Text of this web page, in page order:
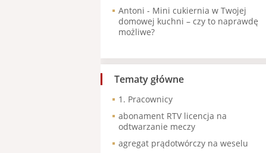
Antoni - Mini cukiernia w Twojej
domowej kuchni – czy to naprawdę
możliwe?
Tematy główne
1. Pracownicy
abonament RTV licencja na
odtwarzanie meczy
agregat prądotwórczy na weselu